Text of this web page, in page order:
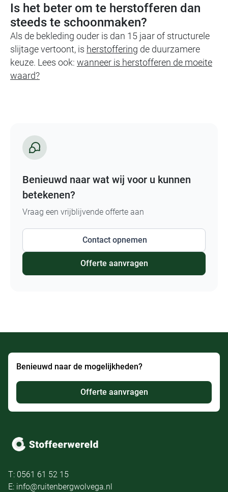
Is het beter om te herstofferen dan
steeds te schoonmaken?
Als de bekleding ouder is dan 15 jaar of structurele
slijtage vertoont, is herstoffering de duurzamere
keuze. Lees ook: wanneer is herstofferen de moeite
waard?
Benieuwd naar wat wij voor u kunnen
betekenen?
Vraag een vrijblijvende offerte aan
Contact opnemen
Offerte aanvragen
Benieuwd naar de mogelijkheden?
Offerte aanvragen
T: 0561 61 52 15
E: info@ruitenbergwolvega.nl